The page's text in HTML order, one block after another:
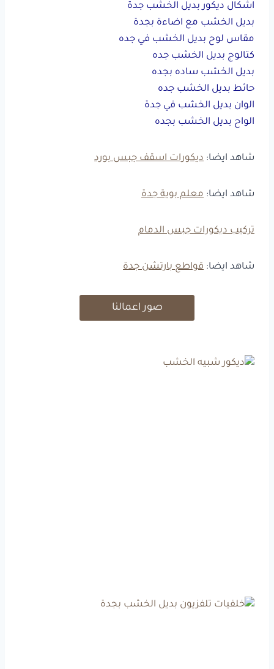
اشكال ديكور بديل الخشب جدة
بديل الخشب مع اضاءة بجدة
مقاس لوح بديل الخشب في جده
كتالوج بديل الخشب جده
بديل الخشب ساده بجده
حائط بديل الخشب جده
الوان بديل الخشب في جدة
الواح بديل الخشب بجده
شاهد ايضا: ديكورات اسقف جبس بورد
شاهد ايضا: معلم بوية جدة
تركيب ديكورات جبس الدمام
شاهد ايضا: قواطع بارتشن جدة
صور اعمالنا